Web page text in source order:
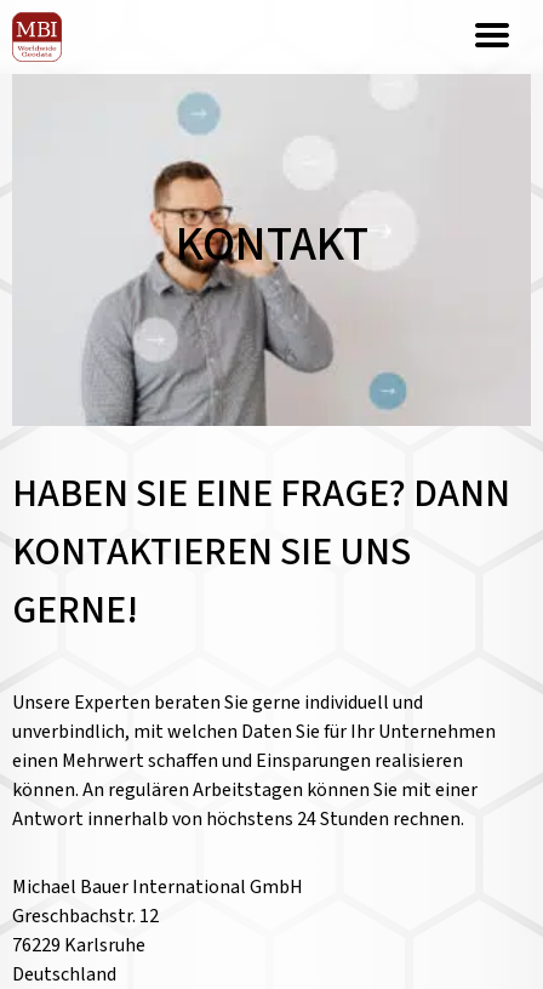
KONTAKT
HABEN SIE EINE FRAGE? DANN
KONTAKTIEREN SIE UNS
GERNE!
Unsere Experten beraten Sie gerne individuell und
unverbindlich, mit welchen Daten Sie für Ihr Unternehmen
einen Mehrwert schaffen und Einsparungen realisieren
können. An regulären Arbeitstagen können Sie mit einer
Antwort innerhalb von höchstens 24 Stunden rechnen.
Michael Bauer International GmbH
Greschbachstr. 12
76229 Karlsruhe
Deutschland